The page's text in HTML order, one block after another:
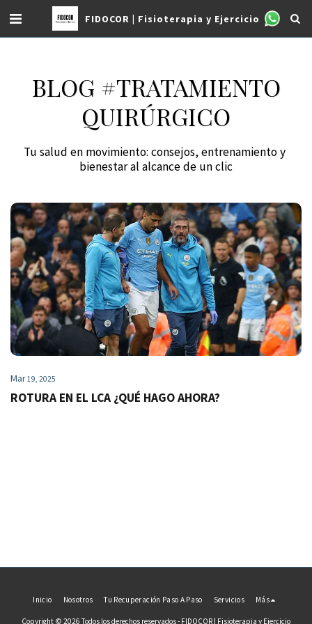
FIDOCOR | Fisioterapia y Ejercicio
BLOG #TRATAMIENTO
QUIRÚRGICO
Tu salud en movimiento: consejos, entrenamiento y
bienestar al alcance de un clic
Mar19, 2025
ROTURA EN EL LCA ¿QUÉ HAGO AHORA?
Inicio Nosotros Tu Recuperación Paso A Paso Servicios Más
Copyright © 2026 Todos los derechos reservados - FIDOCOR | Fisioterapia y Ejercicio